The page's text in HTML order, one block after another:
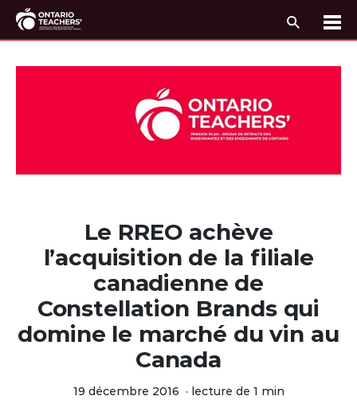
Le RREO achève
l’acquisition de la filiale
canadienne de
Constellation Brands qui
domine le marché du vin au
Canada
19 décembre 2016 · lecture de 1 min